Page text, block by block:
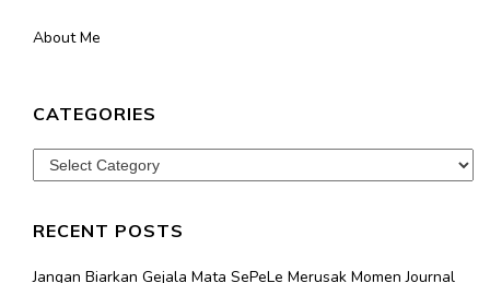
About Me
CATEGORIES
Categories
RECENT POSTS
Jangan Biarkan Gejala Mata SePeLe Merusak Momen Journal